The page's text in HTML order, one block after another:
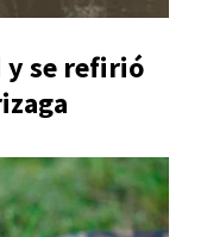
y se refirió